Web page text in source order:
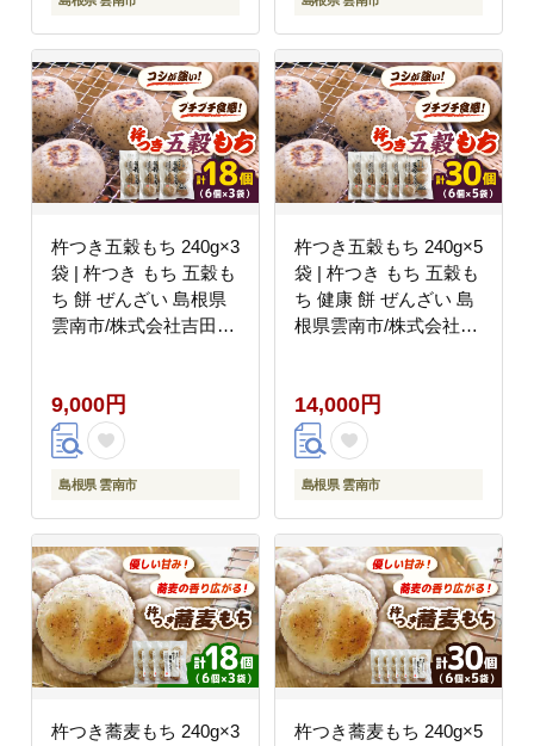
杵つき五穀もち 240g×3
袋 | 杵つき もち 五穀も
ち 餅 ぜんざい 島根県
雲南市/株式会社吉田ふ
9,000円
島根県 雲南市
杵つき五穀もち 240g×5
袋 | 杵つき もち 五穀も
ち 健康 餅 ぜんざい 島
根県雲南市/株式会社吉
14,000円
島根県 雲南市
杵つき蕎麦もち 240g×3
杵つき蕎麦もち 240g×5